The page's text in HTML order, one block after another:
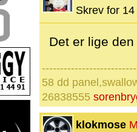
Skrev for
Det er lige
58 dd
26838555
klokmose